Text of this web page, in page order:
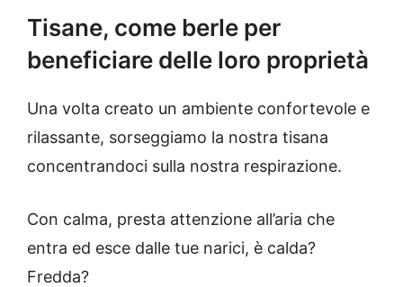
Tisane, come berle per
beneficiare delle loro proprietà
Una volta creato un ambiente confortevole e
rilassante, sorseggiamo la nostra tisana
concentrandoci sulla nostra respirazione.
Con calma, presta attenzione all’aria che
entra ed esce dalle tue narici, è calda?
Fredda?